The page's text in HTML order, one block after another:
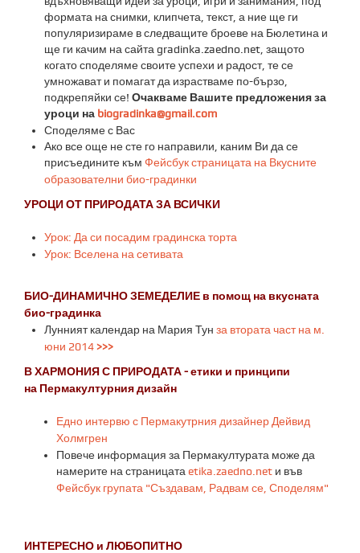
формата на снимки, клипчета, текст, а ние ще ги
популяризираме в следващите броеве на Бюлетина и
ще ги качим на сайта gradinka.zaedno.net, защото
когато споделяме своите успехи и радост, те се
умножават и помагат да израстваме по-бързо,
подкрепяйки се! Очакваме Вашите предложения за
уроци на biogradinka@gmail.com
Споделяме с Вас
Ако все още не сте го направили, каним Ви да се
присъедините към Фейсбук страницата на Вкусните
образователни био-градинки
УРОЦИ ОТ ПРИРОДАТА ЗА ВСИЧКИ
Урок: Да си посадим градинска торта
Урок: Вселена на сетивата
БИО-ДИНАМИЧНО ЗЕМЕДЕЛИЕ в помощ на вкусната
био-градинка
Лунният календар на Мария Тун за втората част на м.
юни 2014>>>
В ХАРМОНИЯ С ПРИРОДАТА - етики и принципи
на Пермакултурния дизайн
Едно интервю с Пермакутрния дизайнер Дейвид
Холмгрен
Повече информация за Пермакултурата може да
намерите на страницата etika.zaedno.net и във
Фейсбук групата "Създавам, Радвам се, Споделям"
ИНТЕРЕСНО и ЛЮБОПИТНО